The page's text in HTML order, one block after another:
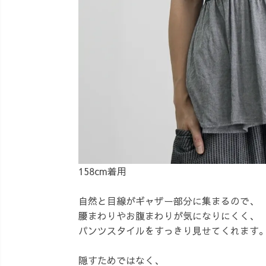
158cm着用
自然と目線がギャザー部分に集まるので、
腰まわりやお腹まわりが気になりにくく、
パンツスタイルをすっきり見せてくれます
隠すためではなく、